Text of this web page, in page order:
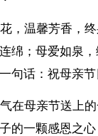
温馨芳香，终
绵；母爱如泉
句话：祝母亲节
母亲节送上的
的一颗感恩之